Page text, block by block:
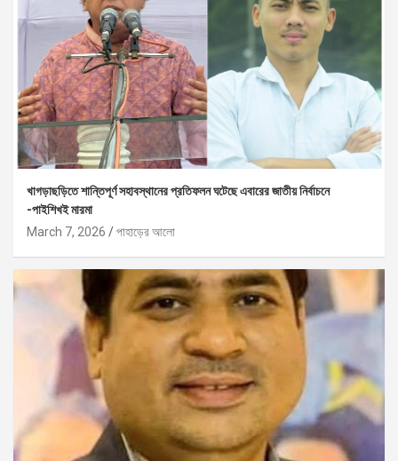
খাগড়াছড়িতে শান্তিপূর্ণ সহাবস্থানের প্রতিফলন ঘটেছে এবারের জাতীয় নির্বাচনে
-পাইশিখই মারমা
March 7, 2026
পাহাড়ের আলো